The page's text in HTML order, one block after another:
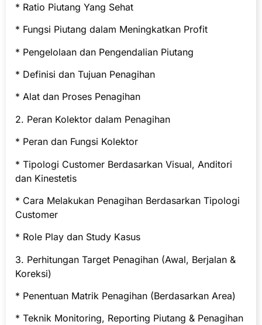
* Ratio Piutang Yang Sehat
* Fungsi Piutang dalam Meningkatkan Profit
* Pengelolaan dan Pengendalian Piutang
* Definisi dan Tujuan Penagihan
* Alat dan Proses Penagihan
2. Peran Kolektor dalam Penagihan
* Peran dan Fungsi Kolektor
* Tipologi Customer Berdasarkan Visual, Anditori
dan Kinestetis
* Cara Melakukan Penagihan Berdasarkan Tipologi
Customer
* Role Play dan Study Kasus
3. Perhitungan Target Penagihan (Awal, Berjalan &
Koreksi)
* Penentuan Matrik Penagihan (Berdasarkan Area)
* Teknik Monitoring, Reporting Piutang & Penagihan